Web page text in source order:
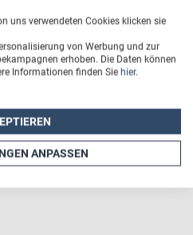
schon nach kurzer Zeit in
Galaxy
mit Foto oder
uns verwendeten Cookies klicken sie
von Werbung und zur
erhoben. Die Daten können
Informationen finden Sie hier.
ANPASSEN